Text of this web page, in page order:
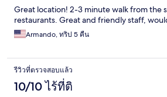
Great location! 2-3 minute walk from the
restaurants. Great and friendly staff,
Armando, ทริป 5 คืน
รีวิวที่ตรวจสอบแล้ว
10/10 ไร้ที่ติ